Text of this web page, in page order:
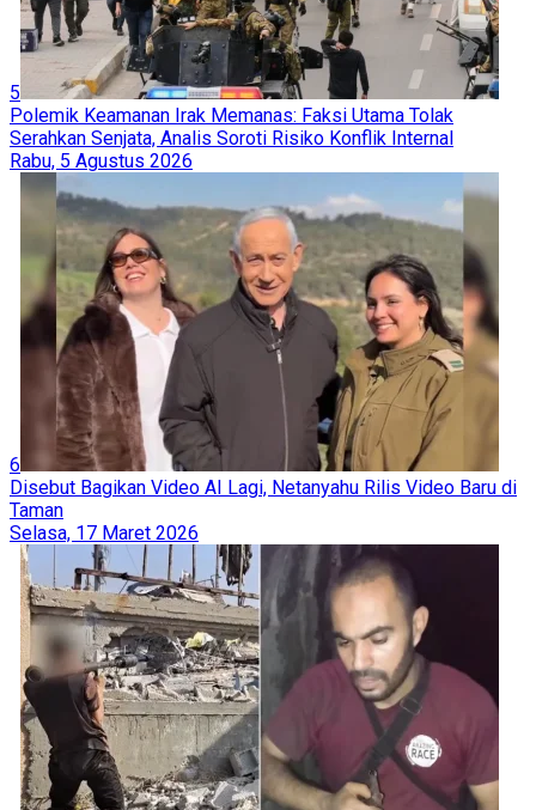
5
Polemik Keamanan Irak Memanas: Faksi Utama Tolak
Serahkan Senjata, Analis Soroti Risiko Konflik Internal
Rabu, 5 Agustus 2026
6
Disebut Bagikan Video AI Lagi, Netanyahu Rilis Video Baru di
Taman
Selasa, 17 Maret 2026